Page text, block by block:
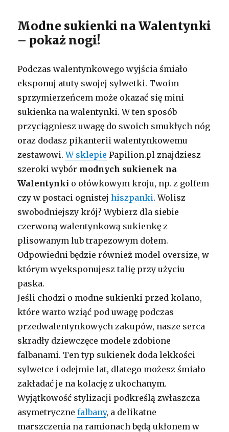
Modne sukienki na Walentynki
– pokaż nogi!
Podczas walentynkowego wyjścia śmiało
eksponuj atuty swojej sylwetki. Twoim
sprzymierzeńcem może okazać się mini
sukienka na walentynki. W ten sposób
przyciągniesz uwagę do swoich smukłych nóg
oraz dodasz pikanterii walentynkowemu
zestawowi.W sklepie Papilion.pl znajdziesz
szeroki wybór modnych sukienek na
Walentynki o ołówkowym kroju, np. z golfem
czy w postaci ognistejhiszpanki. Wolisz
swobodniejszy krój? Wybierz dla siebie
czerwoną walentynkową sukienkę z
plisowanym lub trapezowym dołem.
Odpowiedni będzie również model oversize, w
którym wyeksponujesz talię przy użyciu
paska.
Jeśli chodzi o modne sukienki przed kolano,
które warto wziąć pod uwagę podczas
przedwalentynkowych zakupów, nasze serca
skradły dziewczęce modele zdobione
falbanami. Ten typ sukienek doda lekkości
sylwetce i odejmie lat, dlatego możesz śmiało
zakładać je na kolację z ukochanym.
Wyjątkowość stylizacji podkreślą zwłaszcza
asymetrycznefalbany, a delikatne
marszczenia na ramionach będą ukłonem w